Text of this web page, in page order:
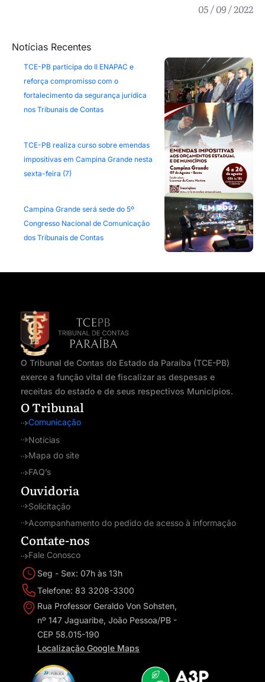
05 / 09 / 2022
Notícias Recentes
TCE-PB participa do II ENAPAC e
reforça compromisso com o
fortalecimento da segurança jurídica
nos Tribunais de Contas
TCE-PB realiza curso sobre emendas
impositivas em Campina Grande nesta
sexta-feira (7)
Campina Grande será sede do 5º
Congresso Nacional de Comunicação
dos Tribunais de Contas
O Tribunal de Contas do Estado da Paraíba (TCE-PB)
exerce a função vital de fiscalizar as despesas e
receitas do estado e de seus respectivos Municípios.
O Tribunal
Comunicação
Notícias
Mapa do site
FAQ’s
Ouvidoria
Solicitação
Acompanhamento do pedido de acesso à informação
Contate-nos
Fale Conosco
Seg - Sex: 07h às 13h
Telefone: 83 3208-3300
Rua Professor Geraldo Von Sohsten,
nº 147 Jaguaribe, João Pessoa/PB -
CEP 58.015-190
Localização Google Maps